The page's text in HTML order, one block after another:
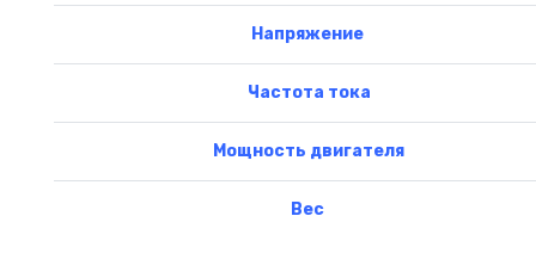
Напряжение
Частота тока
Мощность двигателя
Вес